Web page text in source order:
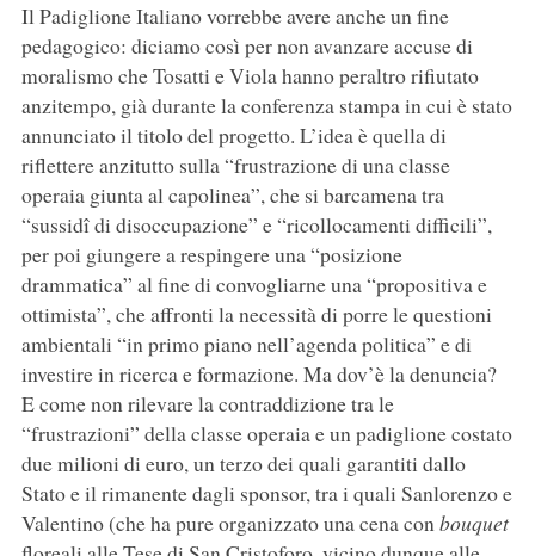
Il Padiglione Italiano vorrebbe avere anche un fine
pedagogico: diciamo così per non avanzare accuse di
moralismo che Tosatti e Viola hanno peraltro rifiutato
anzitempo, già durante la conferenza stampa in cui è stato
annunciato il titolo del progetto. L’idea è quella di
riflettere anzitutto sulla “frustrazione di una classe
operaia giunta al capolinea”, che si barcamena tra
“sussidî di disoccupazione” e “ricollocamenti difficili”,
per poi giungere a respingere una “posizione
drammatica” al fine di convogliarne una “propositiva e
ottimista”, che affronti la necessità di porre le questioni
ambientali “in primo piano nell’agenda politica” e di
investire in ricerca e formazione. Ma dov’è la denuncia?
E come non rilevare la contraddizione tra le
“frustrazioni” della classe operaia e un padiglione costato
due milioni di euro, un terzo dei quali garantiti dallo
Stato e il rimanente dagli sponsor, tra i quali Sanlorenzo e
Valentino (che ha pure organizzato una cena conbouquet